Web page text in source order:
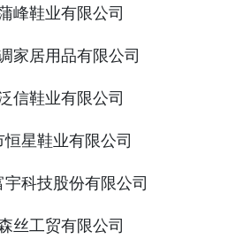
峰鞋业有限公司
家居用品有限公司
信鞋业有限公司
恒星鞋业有限公司
宇科技股份有限公司
丝工贸有限公司